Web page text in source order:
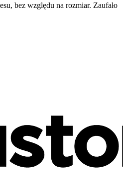
bez względu na rozmiar. Zaufało